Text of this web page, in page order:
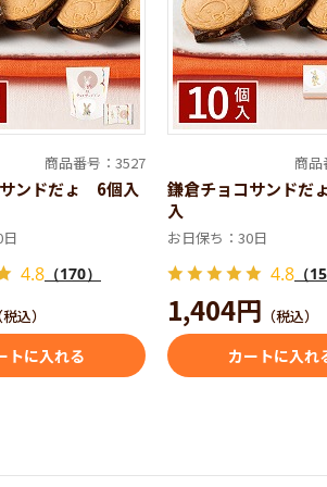
商品番号：3527
ンドだょ 6個入
4.8 （170）
込）
トに入れる
商品
鎌倉チョコサンド
入
お日保ち：30日
4.8 （
1,404円 （税込）
カートに入れ